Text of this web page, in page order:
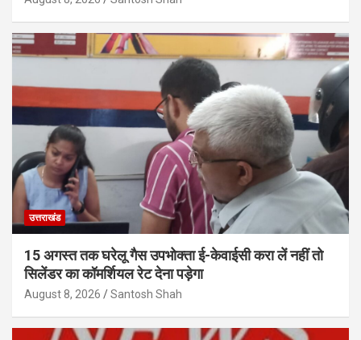
उत्तराखंड
15 अगस्त तक घरेलू गैस उपभोक्ता ई-केवाईसी करा लें नहीं तो
सिलेंडर का कॉमर्शियल रेट देना पड़ेगा
August 8, 2026 Santosh Shah